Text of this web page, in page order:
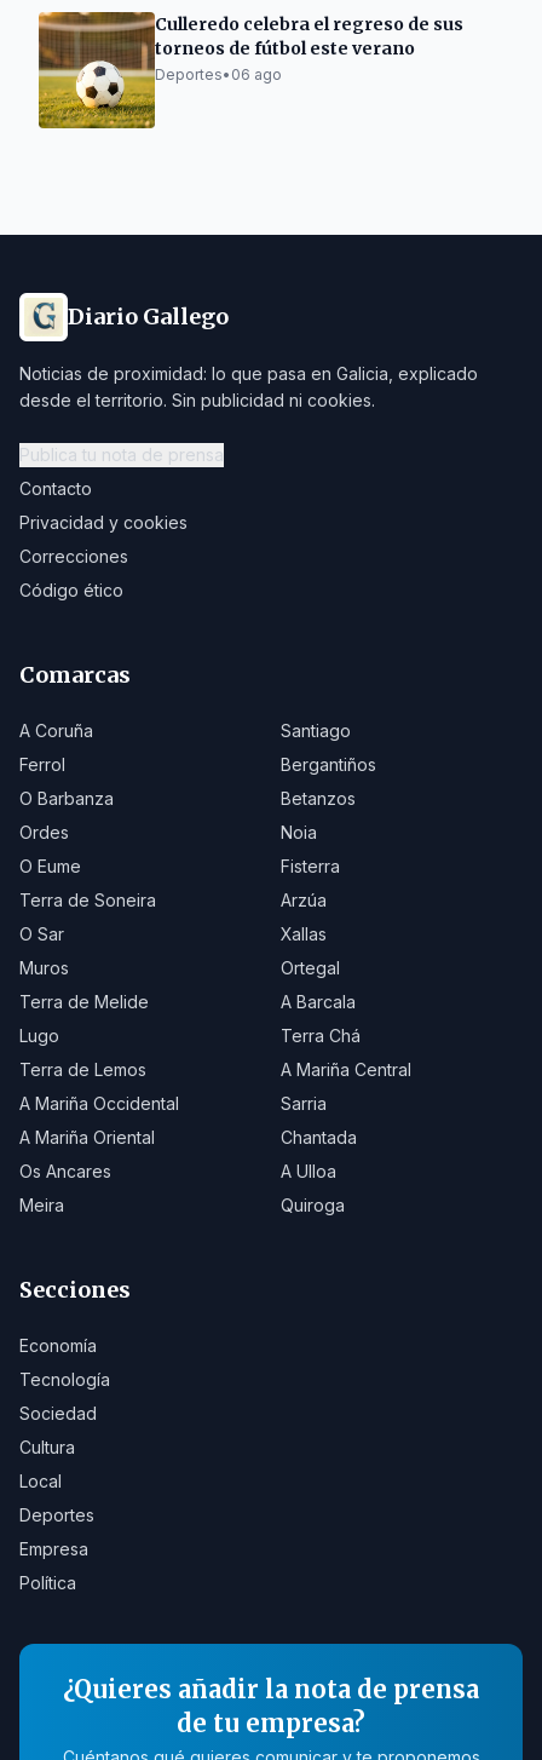
Culleredo celebra el regreso de sus
torneos de fútbol este verano
Deportes• 06 ago
Diario Gallego
Noticias de proximidad: lo que pasa en Galicia, explicado
desde el territorio. Sin publicidad ni cookies.
Publica tu nota de prensa
Contacto
Privacidad y cookies
Correcciones
Código ético
Comarcas
A Coruña
Santiago
Ferrol
Bergantiños
O Barbanza
Betanzos
Ordes
Noia
O Eume
Fisterra
Terra de Soneira
Arzúa
O Sar
Xallas
Muros
Ortegal
Terra de Melide
A Barcala
Lugo
Terra Chá
Terra de Lemos
A Mariña Central
A Mariña Occidental
Sarria
A Mariña Oriental
Chantada
Os Ancares
A Ulloa
Meira
Quiroga
Secciones
Economía
Tecnología
Sociedad
Cultura
Local
Deportes
Empresa
Política
¿Quieres añadir la nota de prensa
de tu empresa?